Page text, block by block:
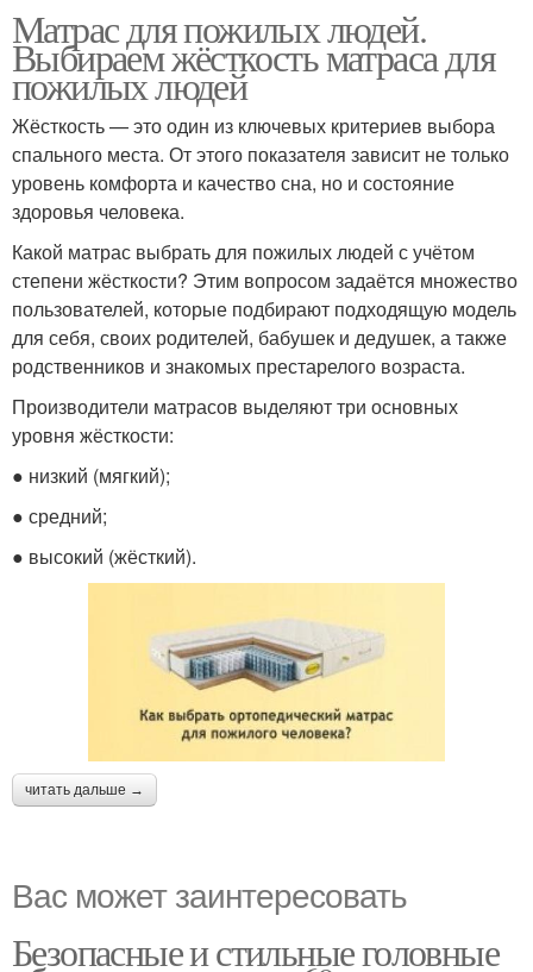
Матрас для пожилых людей.
Выбираем жёсткость матраса для
пожилых людей
Жёсткость — это один из ключевых критериев выбора
спального места. От этого показателя зависит не только
уровень комфорта и качество сна, но и состояние
здоровья человека.
Какой матрас выбрать для пожилых людей с учётом
степени жёсткости? Этим вопросом задаётся множество
пользователей, которые подбирают подходящую модель
для себя, своих родителей, бабушек и дедушек, а также
родственников и знакомых престарелого возраста.
Производители матрасов выделяют три основных
уровня жёсткости:
● низкий (мягкий);
● средний;
● высокий (жёсткий).
читать дальше →
Вас может заинтересовать
Безопасные и стильные головные